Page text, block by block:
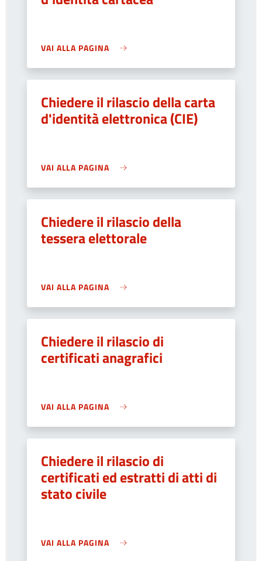
VAI ALLA PAGINA
Chiedere il rilascio della carta
d'identità elettronica (CIE)
VAI ALLA PAGINA
Chiedere il rilascio della
tessera elettorale
VAI ALLA PAGINA
Chiedere il rilascio di
certificati anagrafici
VAI ALLA PAGINA
Chiedere il rilascio di
certificati ed estratti di atti di
stato civile
VAI ALLA PAGINA